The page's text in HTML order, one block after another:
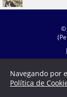
©
Navegando por
Política de